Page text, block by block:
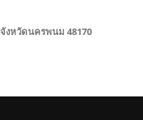
งหวัดนครพนม 48170